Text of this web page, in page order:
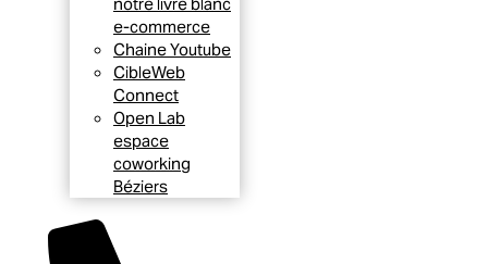
e-commerce
Chaine Youtube
CibleWeb
Connect
Open Lab
espace
coworking
Béziers